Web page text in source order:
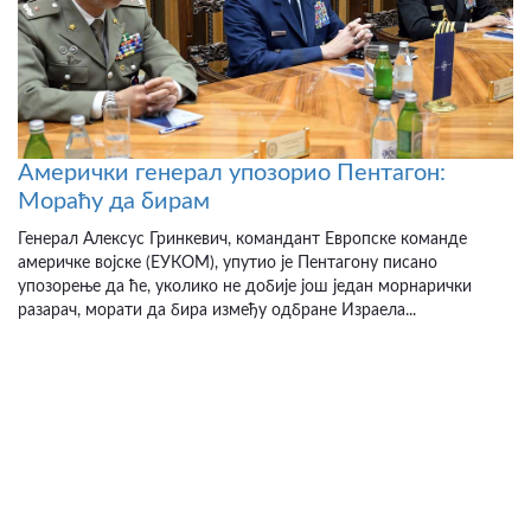
Амерички генерал упозорио Пентагон:
Мораћу да бирам
Генерал Алексус Гринкевич, командант Европске команде
америчке војске (ЕУКОМ), упутио је Пентагону писано
упозорење да ће, уколико не добије још један морнарички
разарач, морати да бира између одбране Израела...